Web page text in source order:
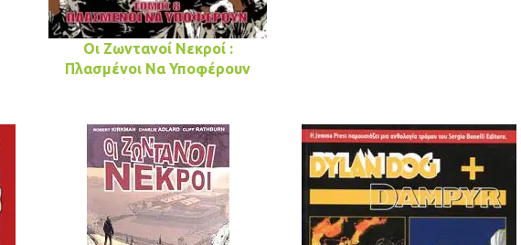
Οι Ζωντανοί Νεκροί :
Πλασμένοι Να Υποφέρουν